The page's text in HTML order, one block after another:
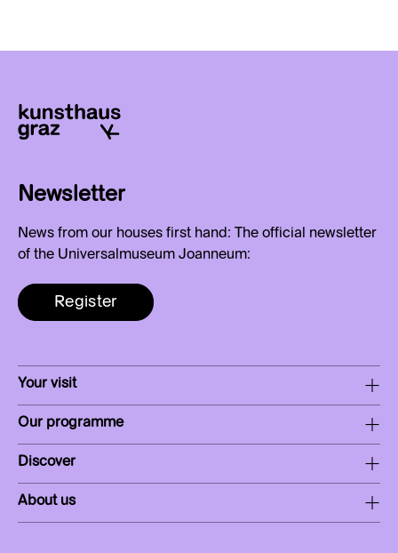
Newsletter
News from our houses first hand: The official newsletter
of the Universalmuseum Joanneum:
Register
Your visit
Our programme
Discover
About us